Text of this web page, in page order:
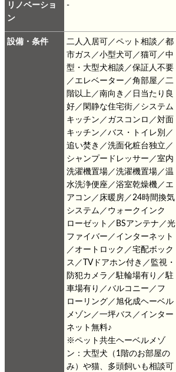
リノベーショ
ン
-
設備・条件
二人入居可／ペット相談／都
市ガス／小型犬可／猫可／中
型・大型犬相談／保証人不要
／エレベーター／角部屋／二
階以上／南向き／日当たり良
好／閑静な住宅街／システム
キッチン／ガスコンロ／対面
キッチン／バス・トイレ別／
追い焚き／洗面化粧台独立／
シャンプードレッサー／室内
洗濯機置場／洗濯機置場／温
水洗浄便座／浴室乾燥機／エ
アコン／床暖房／24時間換気
システム／ウォークインク
ローゼット／BSアンテナ／光
ファイバー／インターネット
／オートロック／宅配ボック
ス／TVドアホン付き／監視・
防犯カメラ／駐輪場有り／駐
車場有り／バルコニー／フ
ローリング／旭化成ヘーベル
メゾン／一坪バス／インター
ネット無料♪
※ペット共生ヘーベルメゾ
ン：大型犬（1階のお部屋の
み）や猫、多頭飼いも相談可